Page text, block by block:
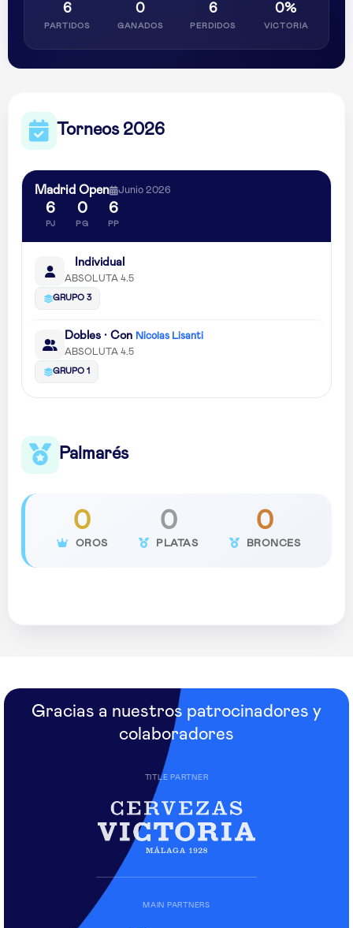
6
PARTIDOS
0
GANADOS
6
PERDIDOS
0%
VICTORIA
Torneos 2026
Madrid Open Junio 2026
6
PJ
0
PG
6
PP
Individual
ABSOLUTA 4.5
GRUPO 3
Dobles · Con Nicolas Lisanti
ABSOLUTA 4.5
GRUPO 1
Palmarés
0
OROS
0
PLATAS
0
BRONCES
Gracias a nuestros patrocinadores y
colaboradores
TITLE PARTNER
MAIN PARTNERS